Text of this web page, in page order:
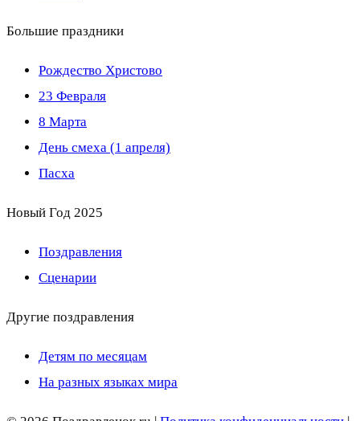
Большие праздники
Рождество Христово
23 Февраля
8 Марта
День смеха (1 апреля)
Пасха
Новый Год 2025
Поздравления
Сценарии
Другие поздравления
Детям по месяцам
На разных языках мира